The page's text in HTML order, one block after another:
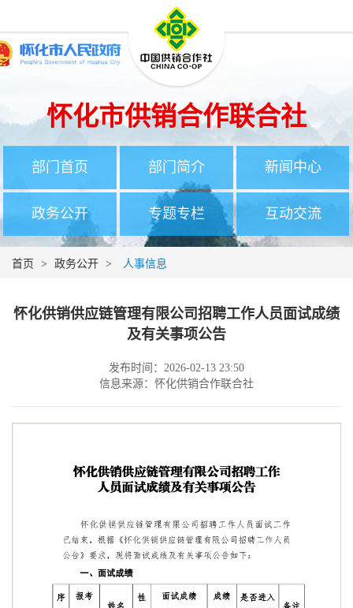
怀化市供销合作联合社
部门首页 部门简介 新闻中心
政务公开 专题专栏 互动交流
首页 > 政务公开 > 人事信息
怀化供销供应链管理有限公司招聘工作人员面试成绩
及有关事项公告
发布时间：2026-02-13 23:50
信息来源：怀化供销合作联合社